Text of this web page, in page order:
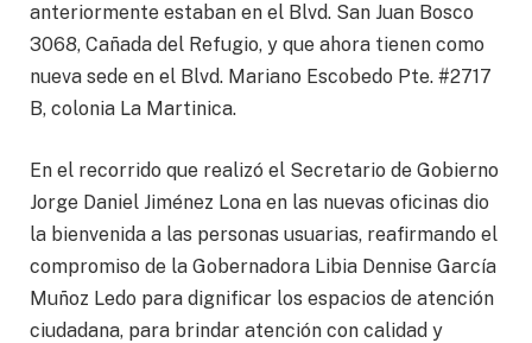
anteriormente estaban en el Blvd. San Juan Bosco
3068, Cañada del Refugio, y que ahora tienen como
nueva sede en el Blvd. Mariano Escobedo Pte. #2717
B, colonia La Martinica.
En el recorrido que realizó el Secretario de Gobierno
Jorge Daniel Jiménez Lona en las nuevas oficinas dio
la bienvenida a las personas usuarias, reafirmando el
compromiso de la Gobernadora Libia Dennise García
Muñoz Ledo para dignificar los espacios de atención
ciudadana, para brindar atención con calidad y